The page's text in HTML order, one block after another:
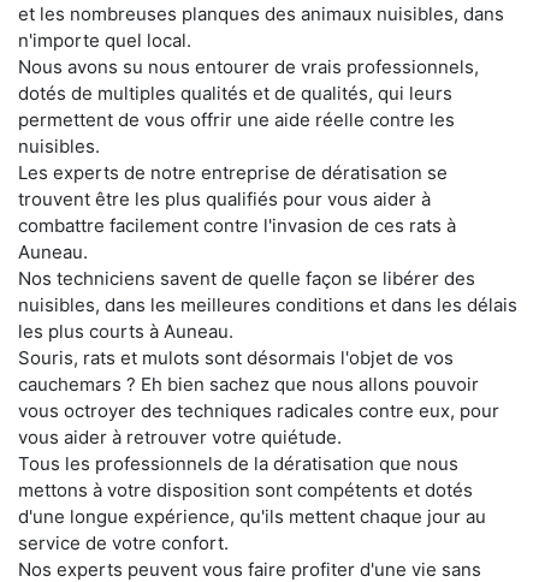
et les nombreuses planques des animaux nuisibles, dans
n'importe quel local.
Nous avons su nous entourer de vrais professionnels,
dotés de multiples qualités et de qualités, qui leurs
permettent de vous offrir une aide réelle contre les
nuisibles.
Les experts de notre entreprise de dératisation se
trouvent être les plus qualifiés pour vous aider à
combattre facilement contre l'invasion de ces rats à
Auneau.
Nos techniciens savent de quelle façon se libérer des
nuisibles, dans les meilleures conditions et dans les délais
les plus courts à Auneau.
Souris, rats et mulots sont désormais l'objet de vos
cauchemars ? Eh bien sachez que nous allons pouvoir
vous octroyer des techniques radicales contre eux, pour
vous aider à retrouver votre quiétude.
Tous les professionnels de la dératisation que nous
mettons à votre disposition sont compétents et dotés
d'une longue expérience, qu'ils mettent chaque jour au
service de votre confort.
Nos experts peuvent vous faire profiter d'une vie sans